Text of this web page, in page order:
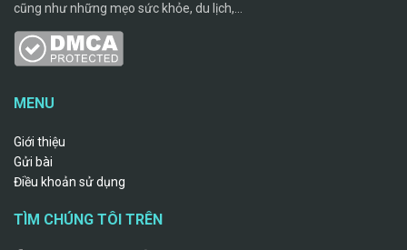
cũng như những mẹo sức khỏe, du lịch,...
MENU
Giới thiệu
Gửi bài
Điều khoản sử dụng
TÌM CHÚNG TÔI TRÊN